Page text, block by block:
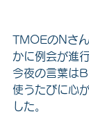
TMOEのNさ
かに例会が進
今夜の言葉はB
使うたびに心
した。